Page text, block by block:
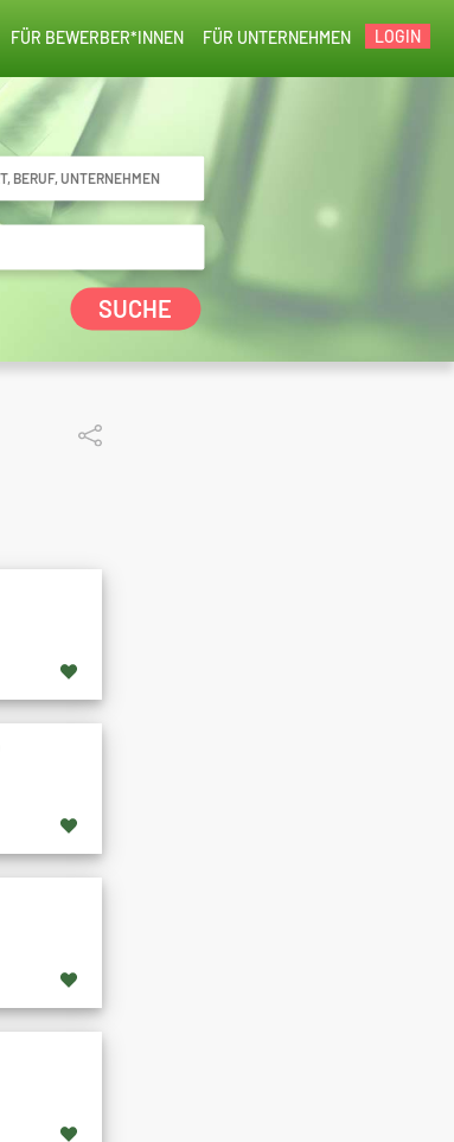
LOGIN
FÜR UNTERNEHMEN
FÜR BEWERBER*INNEN
SUCHE